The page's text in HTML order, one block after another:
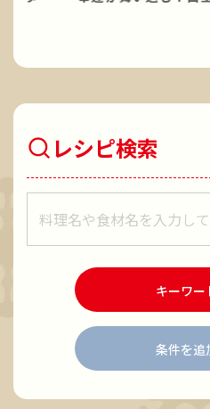
レシピ検索
キーワー
条件を追